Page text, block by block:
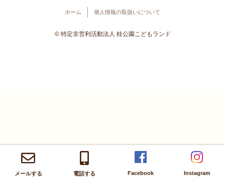
メールする 電話する Facebook Instagram
ホーム 個人情報の取扱いについて
© 特定非営利活動法人 桂公園こどもランド